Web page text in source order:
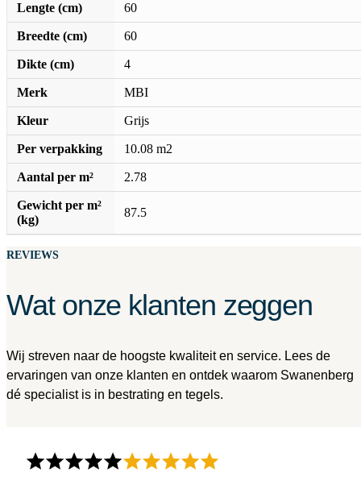
Lengte (cm) 60
Breedte (cm) 60
Dikte (cm) 4
Merk MBI
Kleur Grijs
Per verpakking 10.08 m2
Aantal per m² 2.78
Gewicht per m²
(kg)
87.5
REVIEWS
Wat onze klanten zeggen
Wij streven naar de hoogste kwaliteit en service. Lees de
ervaringen van onze klanten en ontdek waarom Swanenberg
dé specialist is in bestrating en tegels.